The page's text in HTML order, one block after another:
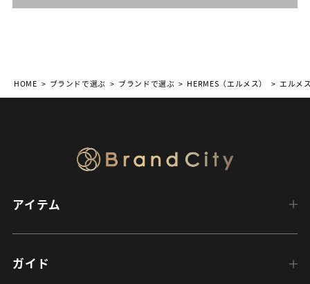
HOME ブランドで選ぶ ブランドで選ぶ HERMES（エルメス） エルメ
アイテム
ガイド